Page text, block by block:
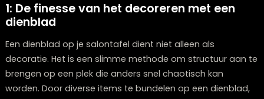
dienblad te verfraaien, zodat jij je interieur die
gewenste extra dimensie kunt geven.
1: De finesse van het decoreren met een
dienblad